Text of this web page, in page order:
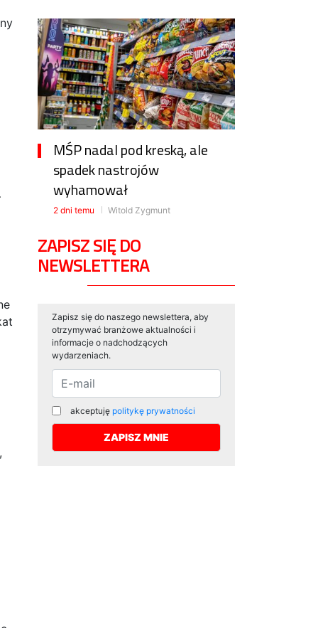
MŚP nadal pod kreską, ale
spadek nastrojów
wyhamował
2 dni temu Witold Zygmunt
ZAPISZ SIĘ DO
NEWSLETTERA
Zapisz się do naszego newslettera, aby
otrzymywać branżowe aktualności i
informacje o nadchodzących
wydarzeniach.
akceptuję politykę prywatności